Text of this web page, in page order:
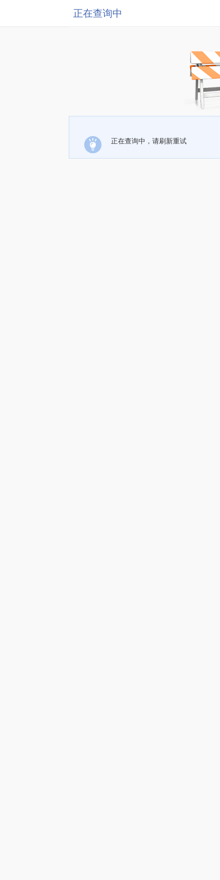
正在查询中
正在查询中，请刷新重试